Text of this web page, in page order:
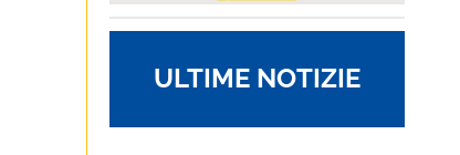
ULTIME NOTIZIE